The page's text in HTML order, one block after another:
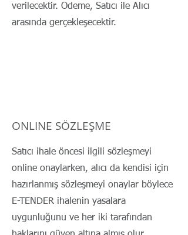
verilecektir. Odeme, Satıcı ile Alıcı
arasında gerçekleşecektir.
ONLINE SÖZLEŞME
Satıcı ihale öncesi ilgili sözleşmeyi
online onaylarken, alıcı da kendisi için
hazırlanmış sözleşmeyi onaylar böylece
E-TENDER ihalenin yasalara
uygunluğunu ve her iki tarafından